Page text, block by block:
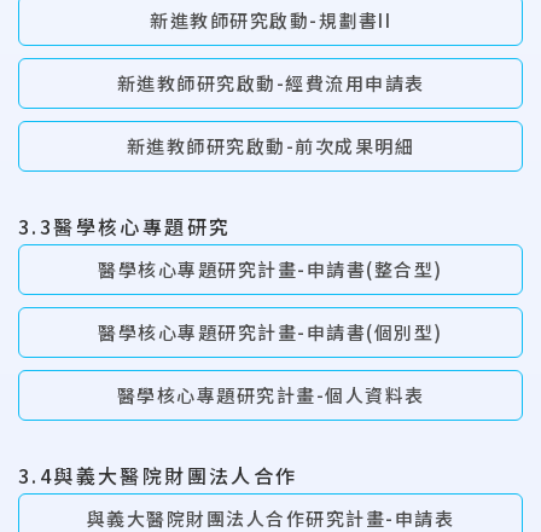
新進教師研究啟動-規劃書II
新進教師研究啟動-經費流用申請表
新進教師研究啟動-前次成果明細
3.3醫學核心專題研究
醫學核心專題研究計畫-申請書(整合型)
醫學核心專題研究計畫-申請書(個別型)
醫學核心專題研究計畫-個人資料表
3.4與義大醫院財團法人合作
與義大醫院財團法人合作研究計畫-申請表